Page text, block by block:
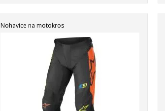
Nohavice na motokros